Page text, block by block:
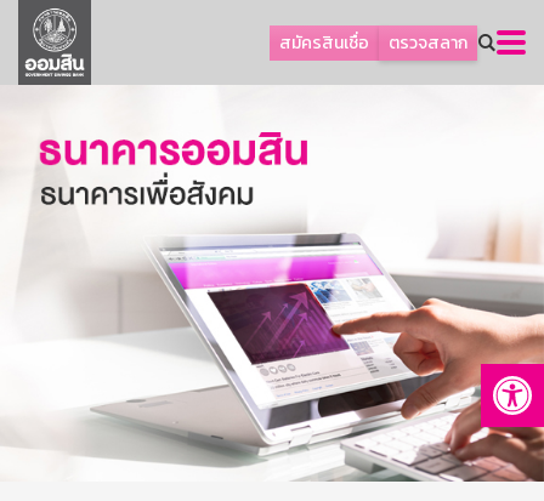
สมัครสินเชื่อ ตรวจสลาก
ลูกค้าธุรกิจ
ลูกค้าผู้ประกอบรายย่อย
ออมเพื่อสุข
เกี่ยวกับธนาคาร
การพัฒนาที่ยั่งยืน
บริการทางการเงิน
ติดต่อเรา
บริการออนไลน์